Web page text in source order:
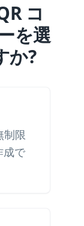
コ
を選
か?
制限
成で